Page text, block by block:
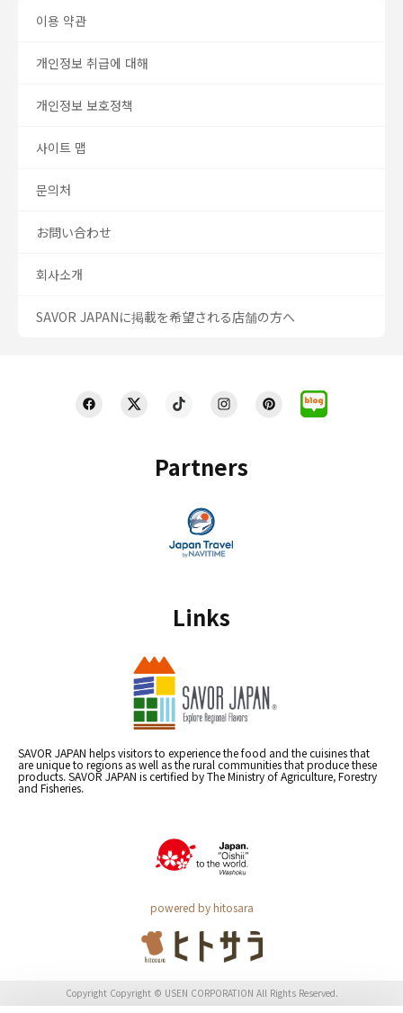
Partners
Links
SAVOR JAPAN helps visitors to experience the food and the cuisines that
are unique to regions as well as the rural communities that produce these
products. SAVOR JAPAN is certified by The Ministry of Agriculture, Forestry
and Fisheries.
powered by hitosara
이용 약관
개인정보 취급에 대해
개인정보 보호정책
사이트 맵
문의처
お問い合わせ
회사소개
SAVOR JAPANに掲載を希望される店舗の方へ
Copyright Copyright © USEN CORPORATION All Rights Reserved.